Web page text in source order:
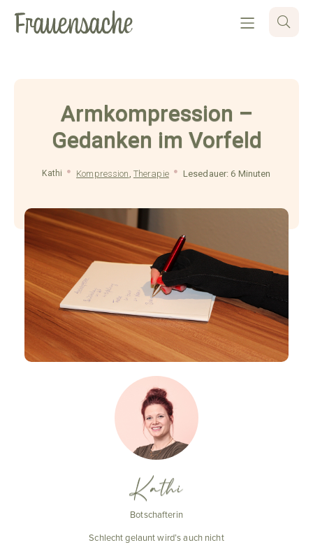
Armkompression –
Gedanken im Vorfeld
Kathi Kompression, Therapie Lesedauer: 6 Minuten
Kathi
Botschafterin
Schlecht gelaunt wird’s auch nicht